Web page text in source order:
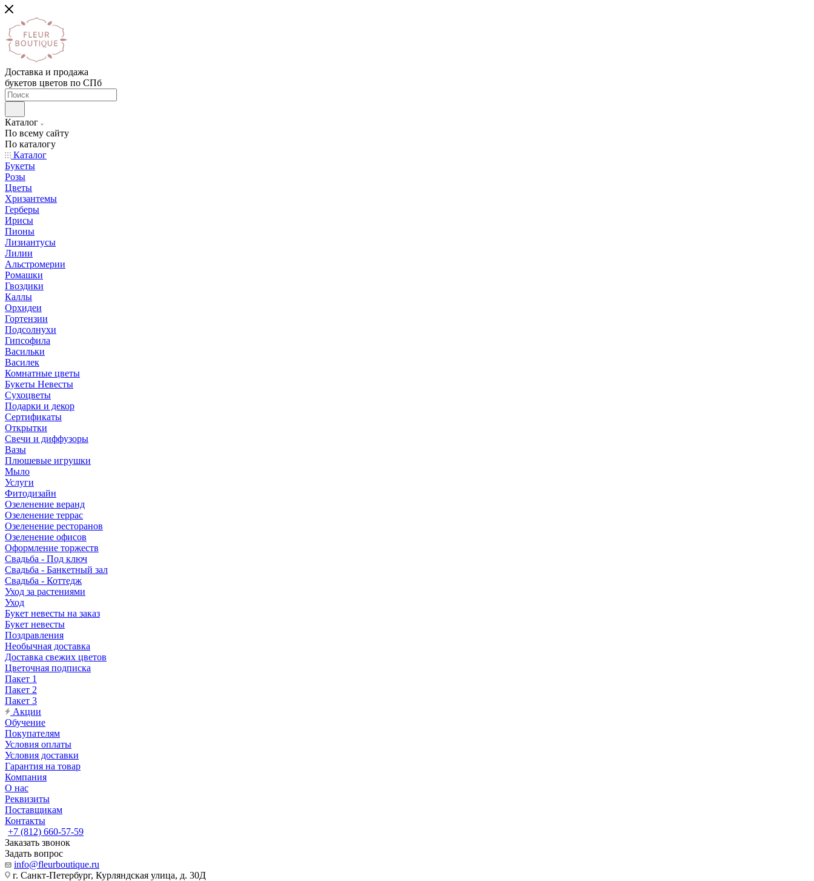
Доставка и продажа
букетов цветов по СПб
Каталог
По всему сайту
По каталогу
Каталог
Букеты
Розы
Цветы
Хризантемы
Герберы
Ирисы
Пионы
Лизиантусы
Лилии
Альстромерии
Ромашки
Гвоздики
Каллы
Орхидеи
Гортензии
Подсолнухи
Гипсофила
Васильки
Василек
Комнатные цветы
Букеты Невесты
Сухоцветы
Подарки и декор
Сертификаты
Открытки
Свечи и диффузоры
Вазы
Плюшевые игрушки
Мыло
Услуги
Фитодизайн
Озеленение веранд
Озеленение террас
Озеленение ресторанов
Озеленение офисов
Оформление торжеств
Свадьба - Под ключ
Свадьба - Банкетный зал
Свадьба - Коттедж
Уход за растениями
Уход
Букет невесты на заказ
Букет невесты
Поздравления
Необычная доставка
Доставка свежих цветов
Цветочная подписка
Пакет 1
Пакет 2
Пакет 3
Акции
Обучение
Покупателям
Условия оплаты
Условия доставки
Гарантия на товар
Компания
О нас
Реквизиты
Поставщикам
Контакты
+7 (812) 660-57-59
Заказать звонок
Задать вопрос
info@fleurboutique.ru
г. Санкт-Петербург, Курляндская улица, д. 30Д